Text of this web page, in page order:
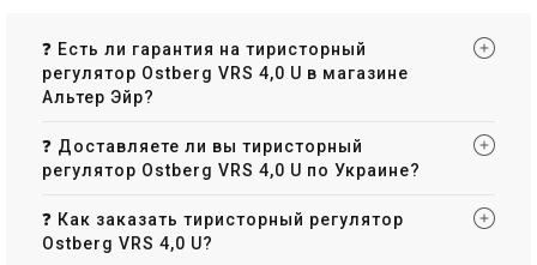
❓ Есть ли гарантия на тиристорный
регулятор Ostberg VRS 4,0 U в магазине
Альтер Эйр?
❓ Доставляете ли вы тиристорный
регулятор Ostberg VRS 4,0 U по Украине?
❓ Как заказать тиристорный регулятор
Ostberg VRS 4,0 U?